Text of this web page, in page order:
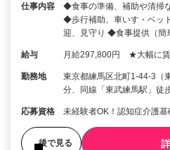
仕事内容
◆食事の準備、補助や清掃
◆歩行補助、車いす・ベッ
迎、見守り ◆食事提供（簡
給与 月給297,800円 ★大幅に賃
勤務地
東京都練馬区北町1-44-3（
分、同線「東武練馬駅」徒
応募資格 未経験者OK！認知症介護基
後で見る